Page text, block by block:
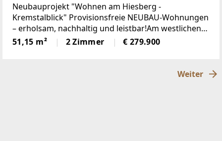
Neubauprojekt "Wohnen am Hiesberg -
Kremstalblick" Provisionsfreie NEUBAU-Wohnungen
– erholsam, nachhaltig und leistbar!Am westlichen
Ortsende der idyllischen Marktgemeinde
Senftenberg - umrandet von grünen Hügeln und
51,15 m² 2 Zimmer € 279.900
Weiter